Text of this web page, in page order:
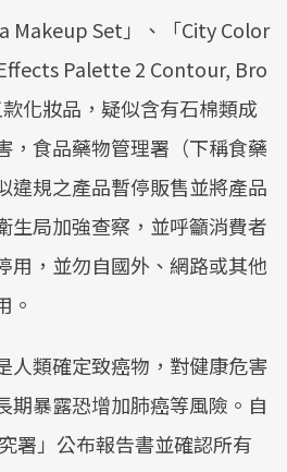
Makeup Set」、「City Color
Palette 2 Contour, Bro
化妝品，疑似含有石棉類成
，食品藥物管理署（下稱食藥
違規之產品暫停販售並將產品
生局加強查察，並呼籲消費者
用，並勿自國外、網路或其他
。
人類確定致癌物，對健康危害
期暴露恐增加肺癌等風險。自
署」公布報告書並確認所有